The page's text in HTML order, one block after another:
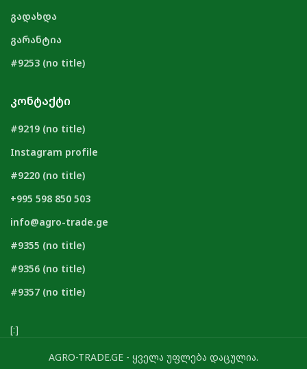
გადახდა
გარანტია
#9253 (no title)
ᲙᲝᲜᲢᲐᲥᲢᲘ
#9219 (no title)
Instagram profile
#9220 (no title)
+995 598 850 503
info@agro-trade.ge
#9355 (no title)
#9356 (no title)
#9357 (no title)
[:]
AGRO-TRADE.GE - ყველა უფლება დაცულია.